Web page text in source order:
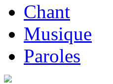
Chant
Musique
Paroles